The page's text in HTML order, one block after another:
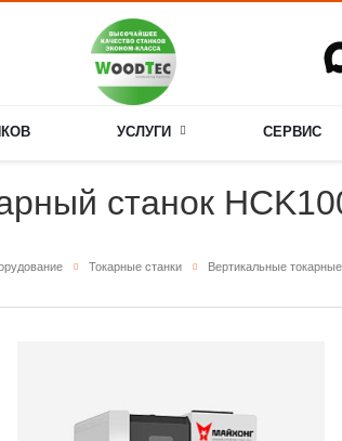
УСЛУГИ СЕРВИС
станок
Токарные станки Вертикальные